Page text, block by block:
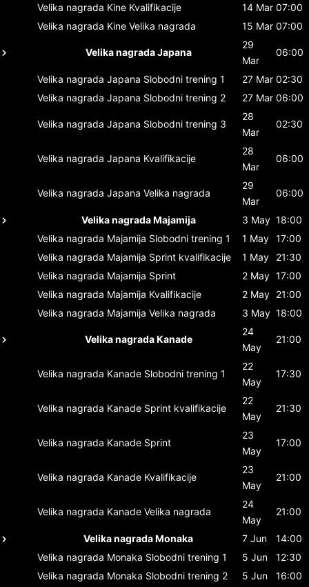
Velika nagrada Kine Kvalifikacije 14 Mar 07:00
Velika nagrada Kine Velika nagrada 15 Mar 07:00
Velika nagrada Japana
29
Mar
06:00
Velika nagrada Japana Slobodni trening 1 27 Mar 02:30
Velika nagrada Japana Slobodni trening 2 27 Mar 06:00
Velika nagrada Japana Slobodni trening 3
28
Mar
02:30
Velika nagrada Japana Kvalifikacije
28
Mar
06:00
Velika nagrada Japana Velika nagrada
29
Mar
06:00
Velika nagrada Majamija 3 May 18:00
Velika nagrada Majamija Slobodni trening 1 1 May 17:00
Velika nagrada Majamija Sprint kvalifikacije 1 May
21:30
Velika nagrada Majamija Sprint 2 May 17:00
Velika nagrada Majamija Kvalifikacije 2 May 21:00
Velika nagrada Majamija Velika nagrada 3 May 18:00
Velika nagrada Kanade
24
May
21:00
Velika nagrada Kanade Slobodni trening 1
22
May
17:30
Velika nagrada Kanade Sprint kvalifikacije
22
May
21:30
Velika nagrada Kanade Sprint
23
May
17:00
Velika nagrada Kanade Kvalifikacije
23
May
21:00
Velika nagrada Kanade Velika nagrada
24
May
21:00
Velika nagrada Monaka 7 Jun
14:00
Velika nagrada Monaka Slobodni trening 1 5 Jun
12:30
Velika nagrada Monaka Slobodni trening 2 5 Jun
16:00